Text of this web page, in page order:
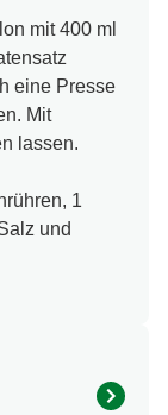
mit 400 ml
eine Presse
Mit
lassen.
1
und